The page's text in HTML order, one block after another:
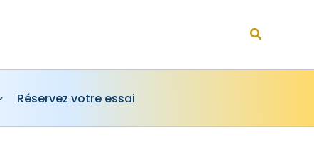
Rechercher
Réservez votre essai